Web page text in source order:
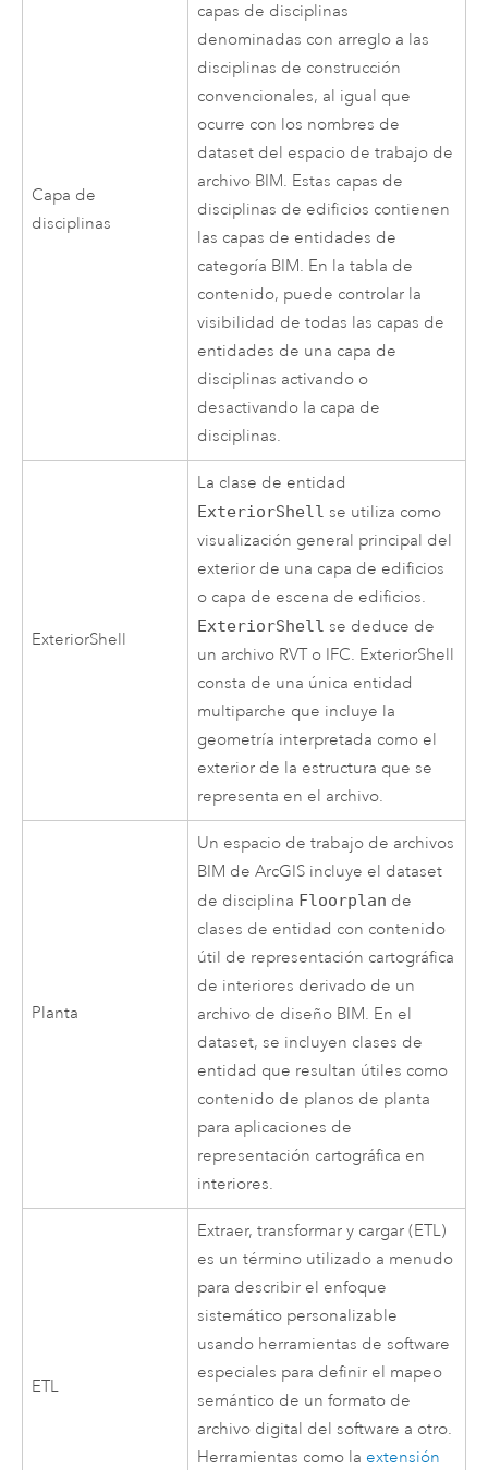
Capa de
disciplinas
capas de disciplinas
denominadas con arreglo a las
disciplinas de construcción
convencionales, al igual que
ocurre con los nombres de
dataset del espacio de trabajo de
archivo BIM. Estas capas de
disciplinas de edificios contienen
las capas de entidades de
categoría BIM. En la tabla de
contenido, puede controlar la
visibilidad de todas las capas de
entidades de una capa de
disciplinas activando o
desactivando la capa de
disciplinas.
ExteriorShell
La clase de entidad
ExteriorShell se utiliza como
visualización general principal del
exterior de una capa de edificios
o capa de escena de edificios.
ExteriorShell se deduce de
un archivo RVT o IFC. ExteriorShell
consta de una única entidad
multiparche que incluye la
geometría interpretada como el
exterior de la estructura que se
representa en el archivo.
Planta
Un espacio de trabajo de archivos
BIM de ArcGIS incluye el dataset
de disciplina Floorplan de
clases de entidad con contenido
útil de representación cartográfica
de interiores derivado de un
archivo de diseño BIM. En el
dataset, se incluyen clases de
entidad que resultan útiles como
contenido de planos de planta
para aplicaciones de
representación cartográfica en
interiores.
ETL
Extraer, transformar y cargar (ETL)
es un término utilizado a menudo
para describir el enfoque
sistemático personalizable
usando herramientas de software
especiales para definir el mapeo
semántico de un formato de
archivo digital del software a otro.
Herramientas como la extensión